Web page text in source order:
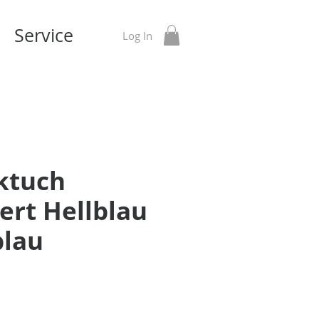
Service Log In
Hellblau